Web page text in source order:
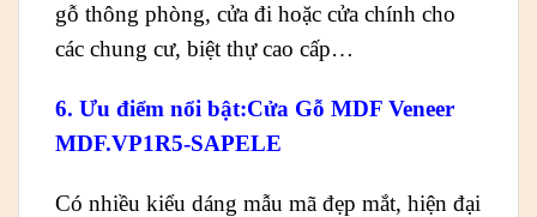
gỗ thông phòng, cửa đi hoặc cửa chính cho
các chung cư, biệt thự cao cấp…
6. Ưu điểm nổi bật:Cửa Gỗ MDF Veneer
MDF.VP1R5-SAPELE
Có nhiều kiểu dáng mẫu mã đẹp mắt, hiện đại